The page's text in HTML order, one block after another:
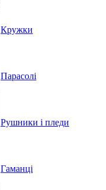
Кружки
Парасолі
Рушники і пледи
Гаманці